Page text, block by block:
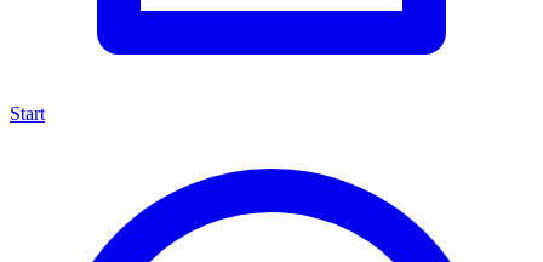
Start